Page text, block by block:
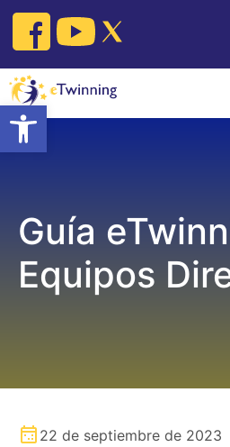
Open toolbar
Skip
content
Guía
Equipos
22 de septiembre de 2023